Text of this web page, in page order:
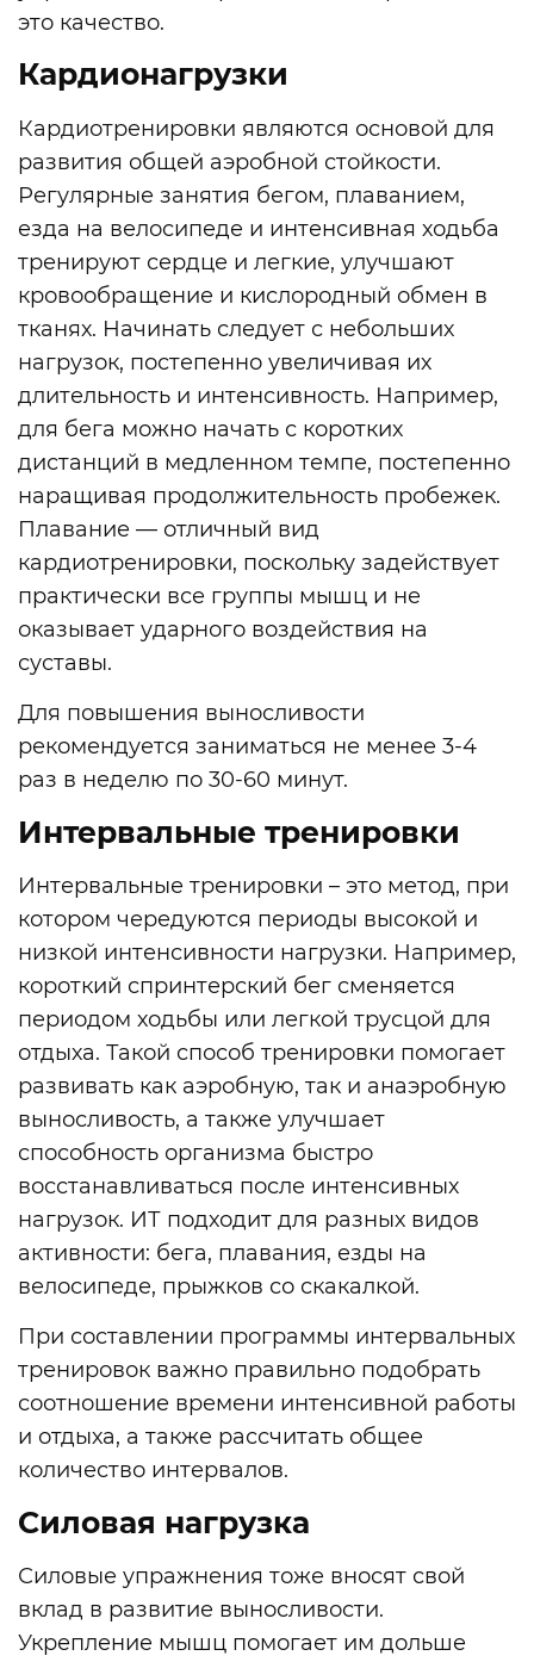
это качество.
Кардионагрузки
Кардиотренировки являются основой для
развития общей аэробной стойкости.
Регулярные занятия бегом, плаванием,
езда на велосипеде и интенсивная ходьба
тренируют сердце и легкие, улучшают
кровообращение и кислородный обмен в
тканях. Начинать следует с небольших
нагрузок, постепенно увеличивая их
длительность и интенсивность. Например,
для бега можно начать с коротких
дистанций в медленном темпе, постепенно
наращивая продолжительность пробежек.
Плавание — отличный вид
кардиотренировки, поскольку задействует
практически все группы мышц и не
оказывает ударного воздействия на
суставы.
Для повышения выносливости
рекомендуется заниматься не менее 3-4
раз в неделю по 30-60 минут.
Интервальные тренировки
Интервальные тренировки – это метод, при
котором чередуются периоды высокой и
низкой интенсивности нагрузки. Например,
короткий спринтерский бег сменяется
периодом ходьбы или легкой трусцой для
отдыха. Такой способ тренировки помогает
развивать как аэробную, так и анаэробную
выносливость, а также улучшает
способность организма быстро
восстанавливаться после интенсивных
нагрузок. ИТ подходит для разных видов
активности: бега, плавания, езды на
велосипеде, прыжков со скакалкой.
При составлении программы интервальных
тренировок важно правильно подобрать
соотношение времени интенсивной работы
и отдыха, а также рассчитать общее
количество интервалов.
Силовая нагрузка
Силовые упражнения тоже вносят свой
вклад в развитие выносливости.
Укрепление мышц помогает им дольше